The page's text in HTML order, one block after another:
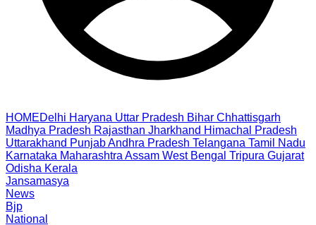
HOMEDelhi Haryana Uttar Pradesh Bihar Chhattisgarh
Madhya Pradesh Rajasthan Jharkhand Himachal Pradesh
Uttarakhand PunjabAndhra Pradesh Telangana Tamil Nadu
Karnataka Maharashtra Assam West Bengal Tripura Gujarat
Odisha Kerala
Jansamasya
News
Bjp
National